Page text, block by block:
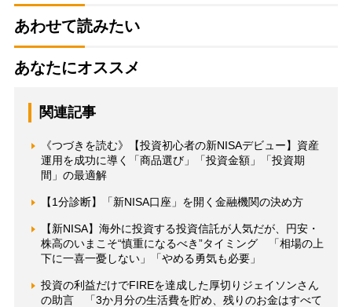
あわせて読みたい
あなたにオススメ
関連記事
《つづきを読む》【投資初心者の新NISAデビュー】資産
運用を成功に導く「商品選び」「投資金額」「投資期
間」の最適解
【1分診断】「新NISA口座」を開く金融機関の決め方
【新NISA】海外に投資する投資信託が人気だが、円安・
株高のいまこそ“慎重になるべき”タイミング 「相場の上
下に一喜一憂しない」「やめる勇気も必要」
投資の利益だけでFIREを達成した厚切りジェイソンさん
の助言 「3か月分の生活費を貯め、残りのお金はすべて